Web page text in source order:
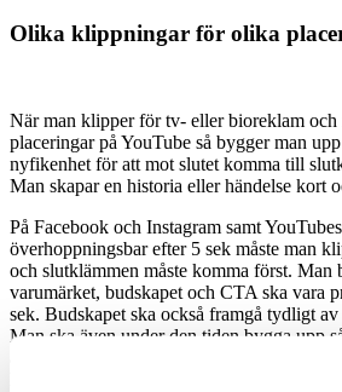
Olika klippningar för olika
När man klipper för tv- eller bioreklam och
placeringar på YouTube så bygger man
nyfikenhet för att mot slutet komma till
Man skapar en historia eller händelse kort
På Facebook och Instagram samt
överhoppningsbar efter 5 sek måste man
och slutklämmen måste komma först. Man
varumärket, budskapet och CTA ska vara
sek. Budskapet ska också framgå tydligt
Man ska även under den tiden bygga upp
att man får folk att se klart filmen. Om man
lång genomsnittstid på visningen av